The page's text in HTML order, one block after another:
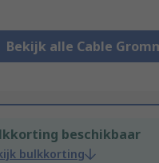
Bekijk alle Cable
beschikbaar
bulkkorting